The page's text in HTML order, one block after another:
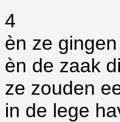
4
èn ze
èn de zaak
ze zouden
in de lege